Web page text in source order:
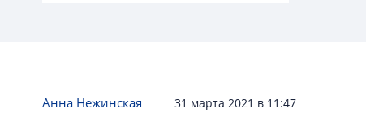
Анна Нежинская 31 марта 2021 в 11:47